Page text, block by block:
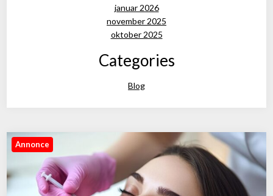
januar 2026
november 2025
oktober 2025
Categories
Blog
Annonce